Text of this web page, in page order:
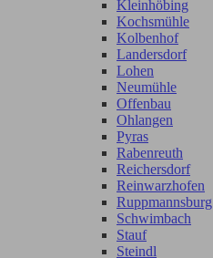
Kleinhöbing
Kochsmühle
Kolbenhof
Landersdorf
Lohen
Neumühle
Offenbau
Ohlangen
Pyras
Rabenreuth
Reichersdorf
Reinwarzhofen
Ruppmannsburg
Schwimbach
Stauf
Steindl